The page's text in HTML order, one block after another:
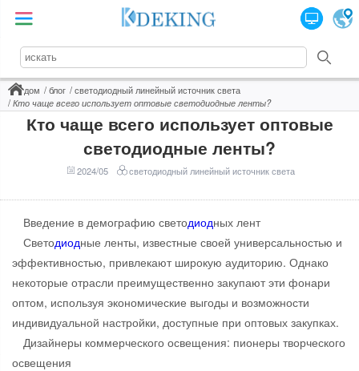
дом блог
светодиодный линейный источник света
Кто чаще всего использует оптовые светодиодные ленты?
Кто чаще всего использует оптовые
светодиодные ленты?
2024/05 светодиодный линейный источник света
Введение в демографию светодиодных лент
Светодиодные ленты, известные своей универсальностью и
эффективностью, привлекают широкую аудиторию. Однако
некоторые отрасли преимущественно закупают эти фонари
оптом, используя экономические выгоды и возможности
индивидуальной настройки, доступные при оптовых закупках.
Дизайнеры коммерческого освещения: пионеры творческого
освещения